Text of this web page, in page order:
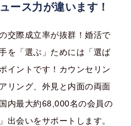
ース力が違います！
交際成立率が抜群！婚活で
を「選ぶ」ためには「選ば
イントです！カウンセリン
リング、外見と内面の両面
内最大約68,000名の会員の
出会いをサポートします。